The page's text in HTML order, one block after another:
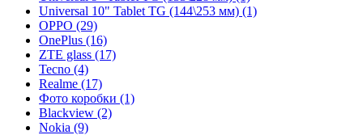
Universal 10" Tablet TG (144\253 мм) (1)
OPPO (29)
OnePlus (16)
ZTE glass (17)
Tecno (4)
Realme (17)
Фото коробки (1)
Blackview (2)
Nokia (9)